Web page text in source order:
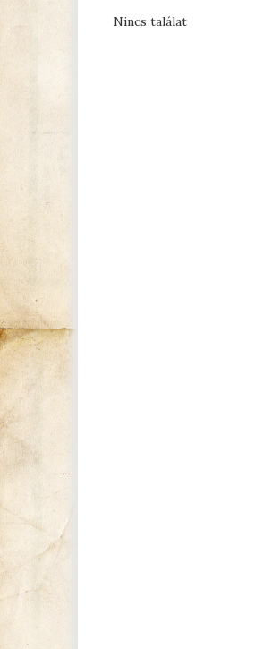
Nincs találat